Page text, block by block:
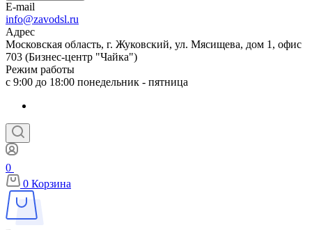
E-mail
info@zavodsl.ru
Адрес
Московская область, г. Жуковский, ул. Мясищева, дом 1, офис
703 (Бизнес-центр "Чайка")
Режим работы
с 9:00 до 18:00 понедельник - пятница
0
0 Корзина